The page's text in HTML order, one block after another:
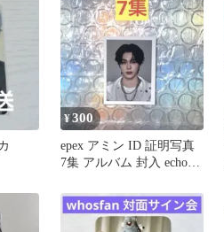
¥300
epex アミン ID 証明写真
7集 アルバム 封入 echo